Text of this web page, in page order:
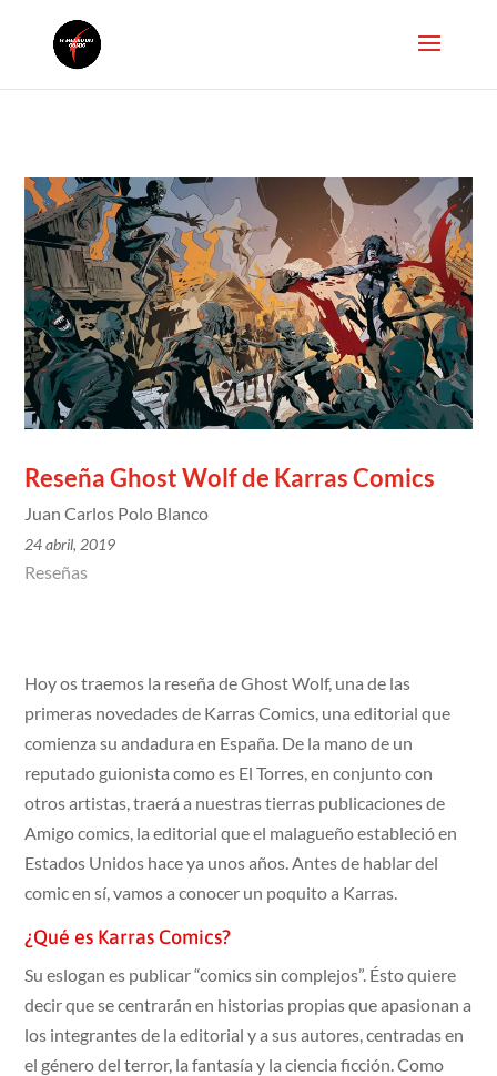
Reseña Ghost Wolf de Karras Comics
Juan Carlos Polo Blanco
24 abril, 2019
Reseñas
Hoy os traemos la reseña de Ghost Wolf, una de las
primeras novedades de Karras Comics, una editorial que
comienza su andadura en España. De la mano de un
reputado guionista como es El Torres, en conjunto con
otros artistas, traerá a nuestras tierras publicaciones de
Amigo comics, la editorial que el malagueño estableció en
Estados Unidos hace ya unos años. Antes de hablar del
comic en sí, vamos a conocer un poquito a Karras.
¿Qué es Karras Comics?
Su eslogan es publicar “comics sin complejos”. Ésto quiere
decir que se centrarán en historias propias que apasionan a
los integrantes de la editorial y a sus autores, centradas en
el género del terror, la fantasía y la ciencia ficción. Como